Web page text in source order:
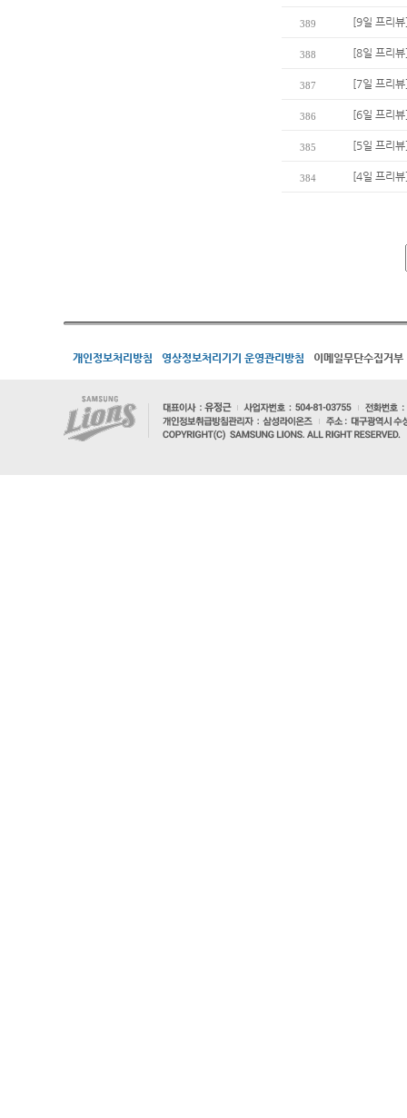
389 [9일 프리
388 [8일 프리
387 [7일 프리
386 [6일 프리
385 [5일 프리뷰
384 [4일 프리
개인정보처리방침 영상정보처리기기 운영관리방침 이메일무단수집거부